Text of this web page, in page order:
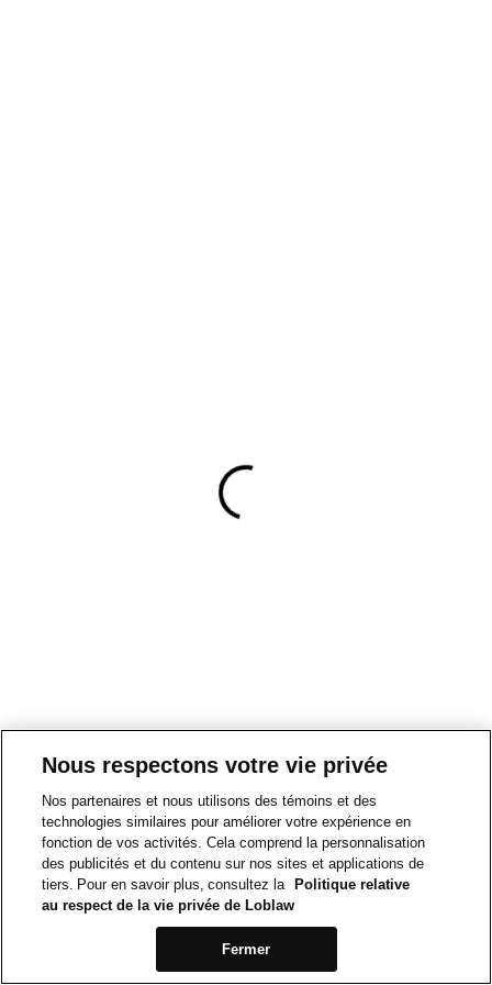
Nous respectons votre vie privée
Nos partenaires et nous utilisons des témoins et des
technologies similaires pour améliorer votre expérience en
fonction de vos activités. Cela comprend la personnalisation
des publicités et du contenu sur nos sites et applications de
tiers. Pour en savoir plus, consultez la
Politique relative
au respect de la vie privée de Loblaw
Fermer